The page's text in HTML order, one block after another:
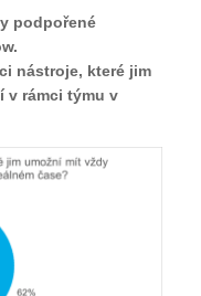
podpořené
nástroje, které jim
v rámci týmu v